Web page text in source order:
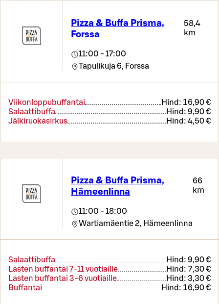
Pizza & Buffa Prisma,
Forssa
58,4
km
11:00 - 17:00
Tapulikuja 6, Forssa
Viikonloppubuffantai Hind: 16,90 €
Salaattibuffa
Hind: 9,90 €
Jälkiruokasirkus
Hind: 4,50 €
Pizza & Buffa Prisma,
Hämeenlinna
66
km
11:00 - 18:00
Wartiamäentie 2, Hämeenlinna
Salaattibuffa Hind: 9,90 €
Lasten buffantai 7-11 vuotiaille
Hind: 7,30 €
Lasten buffantai 3-6 vuotiaille
Hind: 3,30 €
Buffantai
Hind: 16,90 €